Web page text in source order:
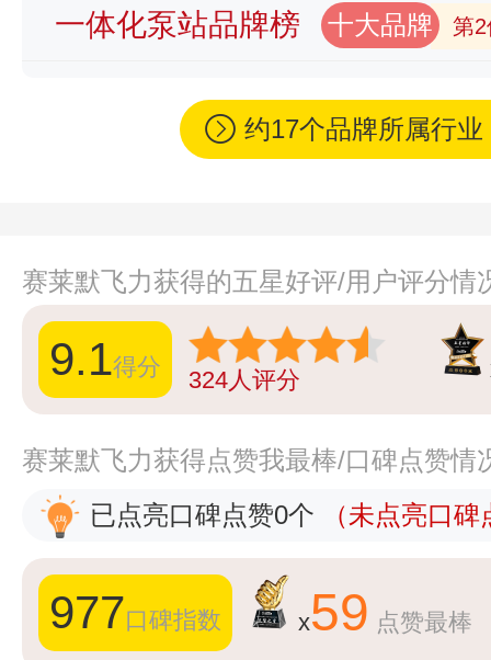
一体化泵站品牌榜 十大品牌 第2
约17个品牌所属行
赛莱默飞力获得的五星好评/用户评分情
9.1得分 324人评分
赛莱默飞力获得点赞我最棒/口碑点赞情
已点亮口碑点赞0个
（未点亮口
977口碑指数 x59 点赞最棒